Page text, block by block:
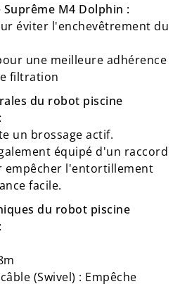
M4 Dolphin :
éviter l'enchevêtrement du
une meilleure adhérence
filtration
du robot piscine
un brossage actif.
équipé d'un raccord
empêcher l'entortillement
facile.
du robot piscine
(Swivel) : Empêche